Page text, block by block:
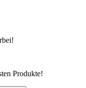
Produkte!